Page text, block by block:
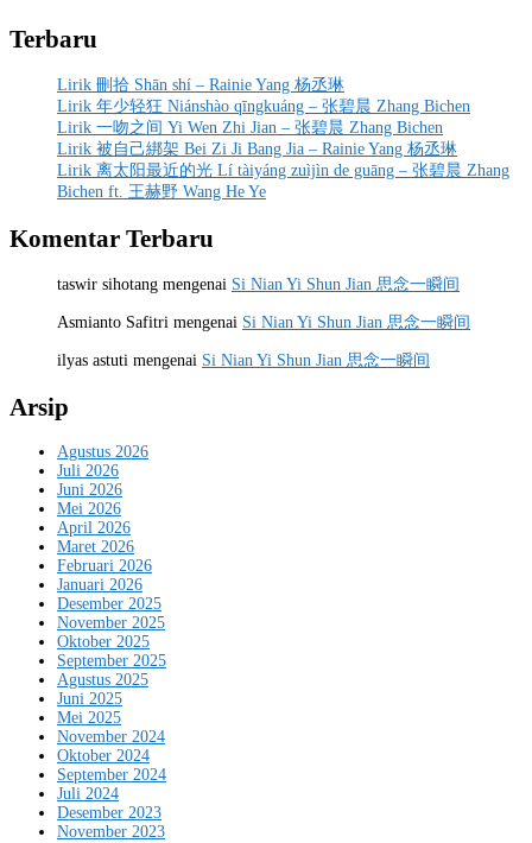
Terbaru
Lirik 刪拾 Shān shí – Rainie Yang 杨丞琳
Lirik 年少轻狂 Niánshào qīngkuáng – 张碧晨 Zhang Bichen
Lirik 一吻之间 Yi Wen Zhi Jian – 张碧晨 Zhang Bichen
Lirik 被自己綁架 Bei Zi Ji Bang Jia – Rainie Yang 杨丞琳
Lirik 离太阳最近的光 Lí tàiyáng zuìjìn de guāng – 张碧晨 Zhang
Bichen ft. 王赫野 Wang He Ye
Komentar Terbaru
taswir sihotang mengenai Si Nian Yi Shun Jian 思念一瞬间
Asmianto Safitri mengenai Si Nian Yi Shun Jian 思念一瞬间
ilyas astuti mengenai Si Nian Yi Shun Jian 思念一瞬间
Arsip
Agustus 2026
Juli 2026
Juni 2026
Mei 2026
April 2026
Maret 2026
Februari 2026
Januari 2026
Desember 2025
November 2025
Oktober 2025
September 2025
Agustus 2025
Juni 2025
Mei 2025
November 2024
Oktober 2024
September 2024
Juli 2024
Desember 2023
November 2023